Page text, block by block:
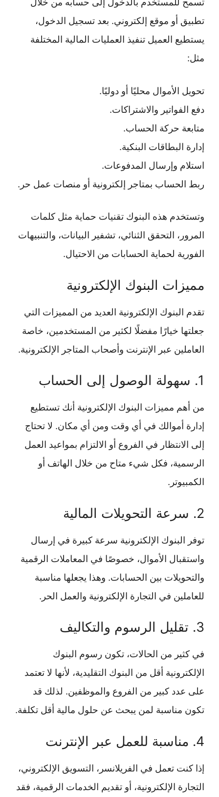
تسمح للمستخدم بالدخول إلى حسابه من خلال
تطبيق أو موقع إلكتروني. بعد تسجيل الدخول،
يستطيع العميل تنفيذ العمليات المالية المختلفة
مثل:
تحويل الأموال محليًا أو دوليًا.
دفع الفواتير والاشتراكات.
متابعة حركة الحساب.
إدارة البطاقات البنكية.
استلام وإرسال المدفوعات.
ربط الحساب بمتاجر إلكترونية أو منصات عمل حر.
وتستخدم هذه البنوك تقنيات حماية مثل كلمات
المرور، التحقق الثنائي، تشفير البيانات، والتنبيهات
الفورية لحماية الحسابات من الاحتيال.
مميزات البنوك الإلكترونية
تقدم البنوك الإلكترونية العديد من المميزات التي
جعلتها خيارًا مفضلًا لكثير من المستخدمين، خاصة
العاملين عبر الإنترنت وأصحاب المتاجر الإلكترونية.
1. سهولة الوصول إلى الحساب
من أهم مميزات البنوك الإلكترونية أنك تستطيع
إدارة أموالك في أي وقت ومن أي مكان. لا تحتاج
إلى الانتظار في الفروع أو الالتزام بمواعيد العمل
الرسمية، فكل شيء متاح من خلال الهاتف أو
الكمبيوتر.
2. سرعة التحويلات المالية
توفر البنوك الإلكترونية سرعة كبيرة في إرسال
واستقبال الأموال، خصوصًا في المعاملات الرقمية
والتحويلات بين الحسابات. وهذا يجعلها مناسبة
للعاملين في التجارة الإلكترونية والعمل الحر.
3. تقليل الرسوم والتكاليف
في كثير من الحالات، تكون رسوم البنوك
الإلكترونية أقل من البنوك التقليدية، لأنها لا تعتمد
على عدد كبير من الفروع والموظفين. لذلك قد
تكون مناسبة لمن يبحث عن حلول مالية أقل تكلفة.
4. مناسبة للعمل عبر الإنترنت
إذا كنت تعمل في الفريلانسر، التسويق الإلكتروني،
التجارة الإلكترونية، أو تقديم الخدمات الرقمية، فقد